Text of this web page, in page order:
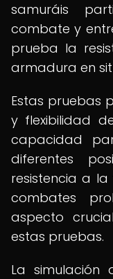
samuráis
combate y
prueba la
armadura en
Estas pruebas
y flexibilidad
capacidad
diferentes
resistencia a
combates
aspecto
estas pruebas.
La simulación